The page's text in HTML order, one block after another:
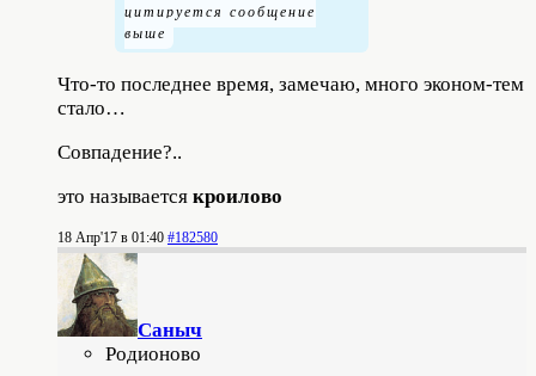
Что-то последнее время, замечаю, много эконом-тем
стало…
Совпадение?..
это называется кроилово
18 Апр'17 в 01:40 #182580
Саныч
Родионово